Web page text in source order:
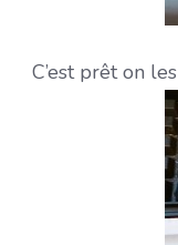
C’est prêt on